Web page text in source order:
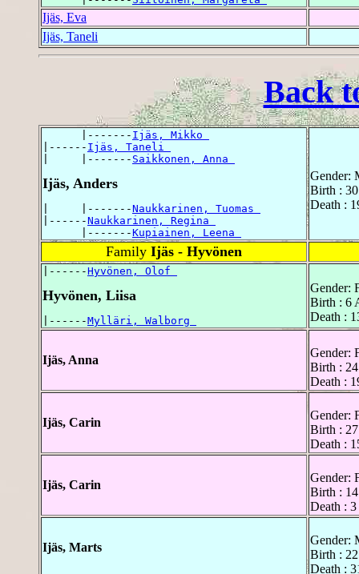
Ijäs, Eva
Ijäs, Taneli
Back
      |-------
Ijäs, Mikko
|------ Ijäs, Taneli
|     |------- Saikkonen, Anna
Ijäs, Anders
|     |-------Naukkarinen, Tuomas
|------Naukkarinen, Regina
      |-------
Kupiainen, Leena
Gender:
Birth :
Death :
Family Ijäs - Hyvönen
|------Hyvönen, Olof
Hyvönen, Liisa
|------Mylläri, Walborg
Gender:
Birth : 6
Death :
Ijäs, Anna
Gender:
Birth :
Death :
Ijäs, Carin
Gender:
Birth :
Death :
Ijäs, Carin
Gender:
Birth :
Death :
Ijäs, Marts
Gender:
Birth :
Death :